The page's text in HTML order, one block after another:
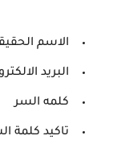
الاسم
البريد
كلمه السر
تاكيد كلمة